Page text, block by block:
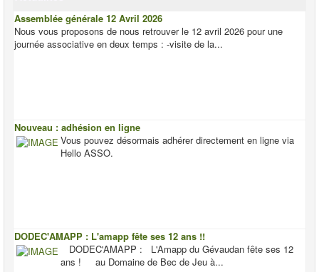
Assemblée générale 12 Avril 2026
Nous vous proposons de nous retrouver le 12 avril 2026 pour une
journée associative en deux temps : -visite de la...
Nouveau : adhésion en ligne
Vous pouvez désormais adhérer directement en ligne via
Hello ASSO.
DODEC'AMAPP : L'amapp fête ses 12 ans !!
DODEC'AMAPP : L'Amapp du Gévaudan fête ses 12
ans ! au Domaine de Bec de Jeu à...